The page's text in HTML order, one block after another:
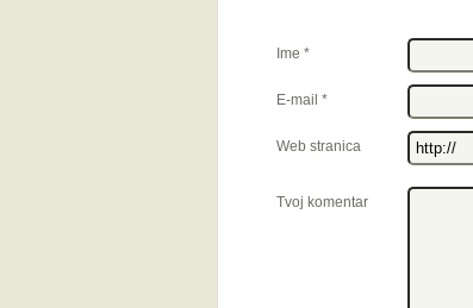
Ime *
E-mail *
Web stranica
Tvoj komentar